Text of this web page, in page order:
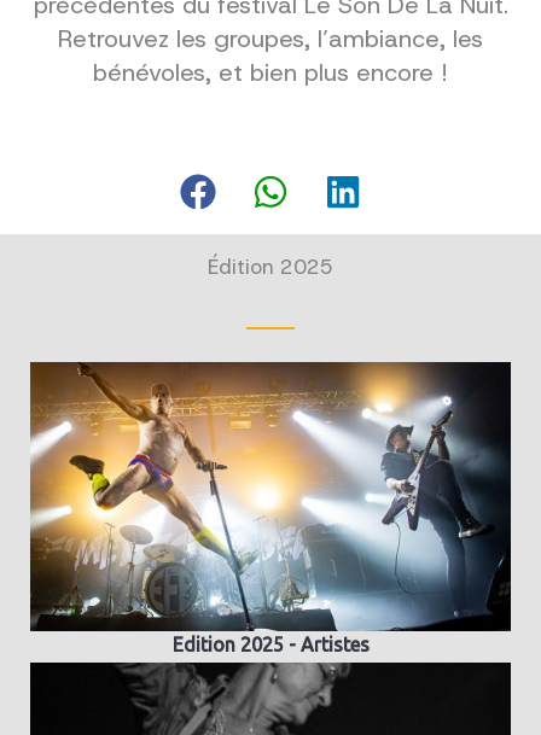
Retrouvez les groupes, l’ambiance, les
bénévoles, et bien plus encore !
Édition 2025
Edition 2025 - Artistes